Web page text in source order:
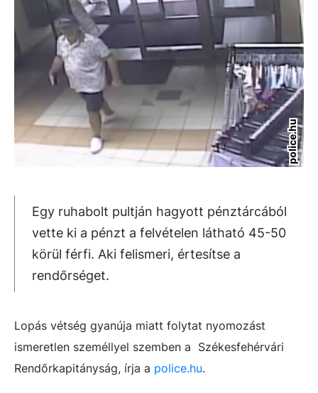
police.hu
Egy ruhabolt pultján hagyott pénztárcából
vette ki a pénzt a felvételen látható 45-50
körül férfi. Aki felismeri, értesítse a
rendőrséget.
Lopás vétség gyanúja miatt folytat nyomozást
ismeretlen személlyel szemben a Székesfehérvári
Rendőrkapitányság, írja a police.hu.